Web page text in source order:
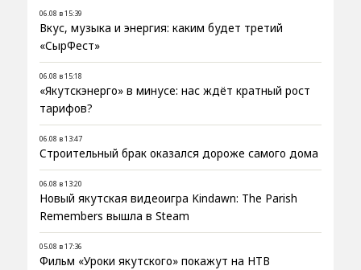
06.08 в 15:39
Вкус, музыка и энергия: каким будет третий
«СырФест»
06.08 в 15:18
«Якутскэнерго» в минусе: нас ждёт кратный рост
тарифов?
06.08 в 13:47
Строительный брак оказался дороже самого дома
06.08 в 13:20
Новый якутская видеоигра Kindawn: The Parish
Remembers вышла в Steam
05.08 в 17:36
Фильм «Уроки якутского» покажут на НТВ